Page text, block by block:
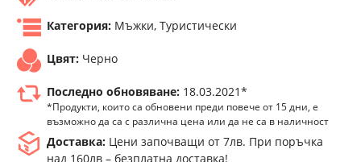
Категория: Мъжки, Туристически
Цвят: Черно
Последно обновяване: 18.03.2021*
*Продукти, които са обновени преди повече от 15 дни, е
възможно да са с различна цена или да не са в наличност
Доставка: Цени започващи от 7лв. При поръчка
над 160лв – безплатна доставка!